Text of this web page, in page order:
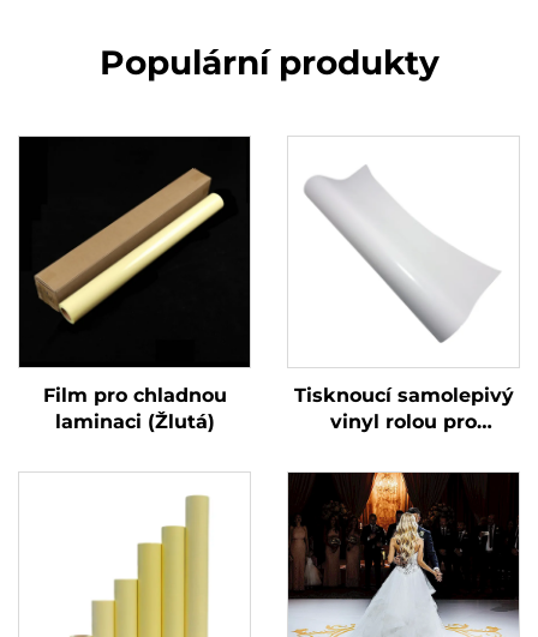
Populární produkty
Film pro chladnou
laminaci (Žlutá)
Tisknoucí samolepivý
vinyl rolou pro
rozpouštědla
Reklamní materiál